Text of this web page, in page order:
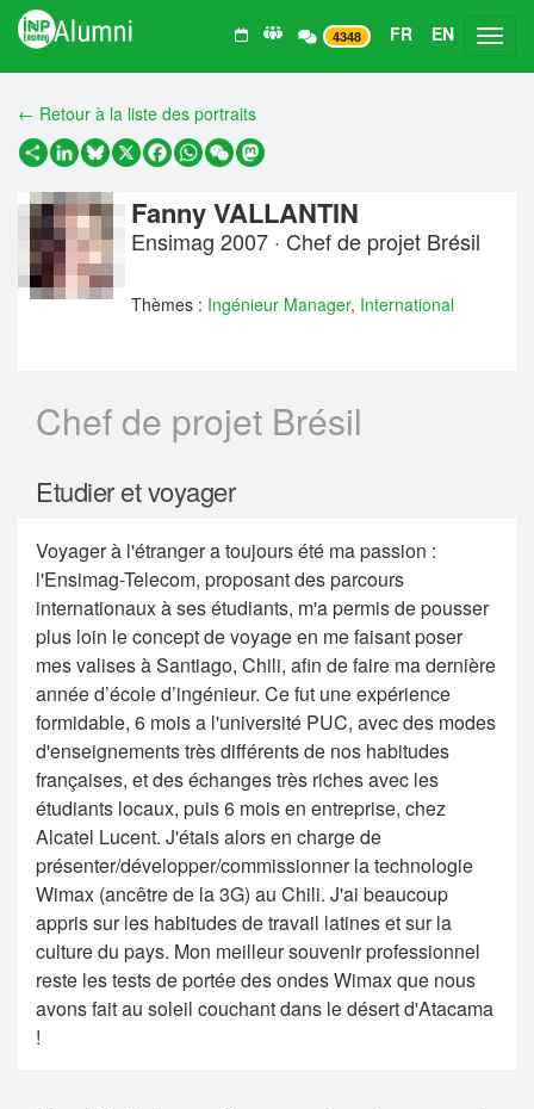
4348 FR EN
← Retour à la liste des portraits
PartagerLinkedIn
Bluesky
X Facebook
WhatsApp
WeChatMastodon
Fanny VALLANTIN
Ensimag 2007 · Chef de projet Brésil
Thèmes : Ingénieur Manager, International
Chef de projet Brésil
Etudier et voyager
Voyager à l'étranger a toujours été ma passion :
l'Ensimag-Telecom, proposant des parcours
internationaux à ses étudiants, m'a permis de pousser
plus loin le concept de voyage en me faisant poser
mes valises à Santiago, Chili, afin de faire ma dernière
année d’école d’ingénieur. Ce fut une expérience
formidable, 6 mois a l'université PUC, avec des modes
d'enseignements très différents de nos habitudes
françaises, et des échanges très riches avec les
étudiants locaux, puis 6 mois en entreprise, chez
Alcatel Lucent. J'étais alors en charge de
présenter/développer/commissionner la technologie
Wimax (ancêtre de la 3G) au Chili. J'ai beaucoup
appris sur les habitudes de travail latines et sur la
culture du pays. Mon meilleur souvenir professionnel
reste les tests de portée des ondes Wimax que nous
avons fait au soleil couchant dans le désert d'Atacama
!